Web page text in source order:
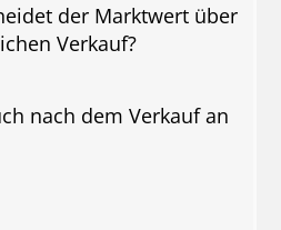
der Marktwert über
Verkauf?
nach dem Verkauf an